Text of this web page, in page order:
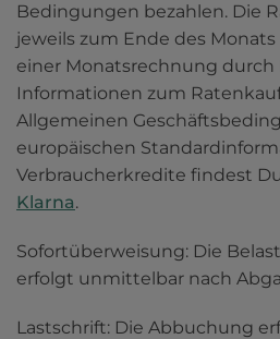
Bedingungen bezahlen. Die
jeweils zum Ende des
einer Monatsrechnung durch
Informationen zum
Allgemeinen
europäischen
Verbraucherkredite findest
Klarna.
Sofortüberweisung: Die
erfolgt unmittelbar nach
Lastschrift: Die Abbuchung